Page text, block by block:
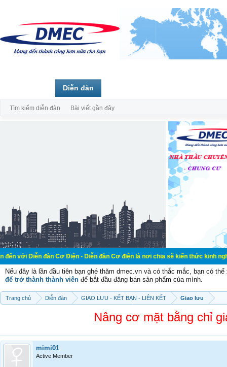
đàn Cơ Điện - Diễn đàn Cơ điện là nơi chia sẽ kiến thức kinh nghiệm
Nếu đây là lần đầu tiên bạn ghé thăm dmec.vn và có thắc mắc, bạn có
để trở thành thành viên để bắt đầu đăng bán sản phẩm của mình.
Trang chủ Diễn đàn GIAO LƯU - KẾT BẠN - LIÊN KẾT Giao lưu
Nâng cơ mặt bằng chỉ
mimi01
Active Member
Diễn đàn
Tìm kiếm diễn đàn Bài viết gần đây